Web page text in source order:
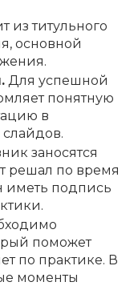
из титульного
основной
Для успешной
понятную
в
заносятся
решал по время
иметь подпись
поможет
по практике. В
моменты